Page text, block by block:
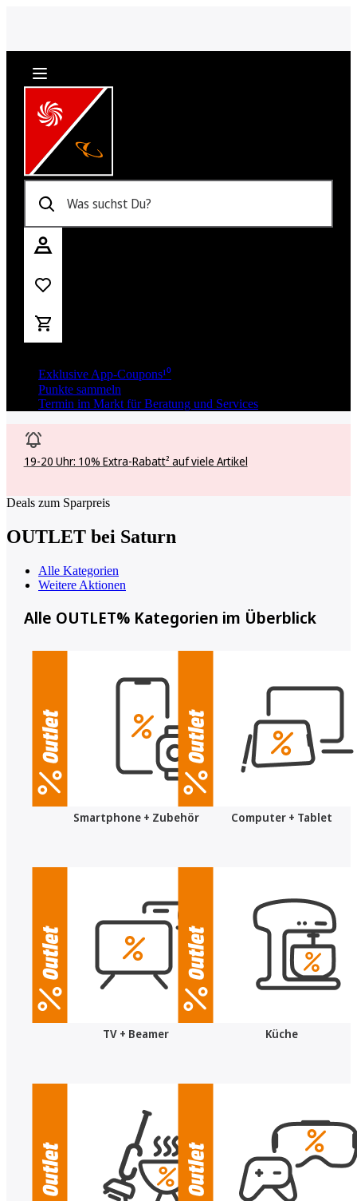
Was suchst Du?
Exklusive App-Coupons¹⁰
Punkte sammeln
Termin im Markt für Beratung und Services
19-20 Uhr: 10% Extra-Rabatt² auf viele Artikel
Deals zum Sparpreis
OUTLET bei Saturn
Alle Kategorien
Weitere Aktionen
Alle OUTLET% Kategorien im Überblick
Smartphone + Zubehör Computer + Tablet
TV + Beamer Küche